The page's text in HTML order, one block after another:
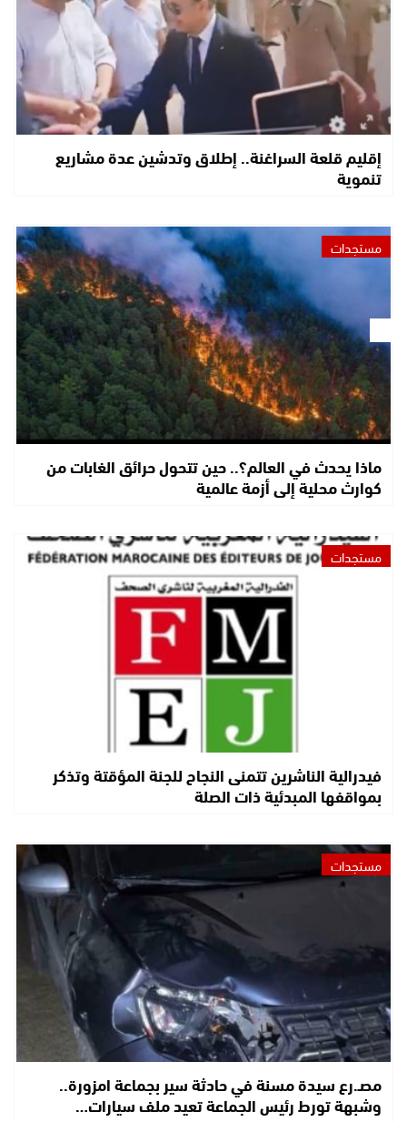
إقليم قلعة السراغنة.. إطلاق وتدشين عدة مشاريع
تنموية
مستجدات
ماذا يحدث في العالم؟.. حين تتحول حرائق الغابات من
كوارث محلية إلى أزمة عالمية
مستجدات
فيدرالية الناشرين تتمنى النجاح للجنة المؤقتة وتذكر
بمواقفها المبدئية ذات الصلة
مستجدات
مصـ.رع سيدة مسنة في حادثة سير بجماعة امزورة..
وشبهة تورط رئيس الجماعة تعيد ملف سيارات…